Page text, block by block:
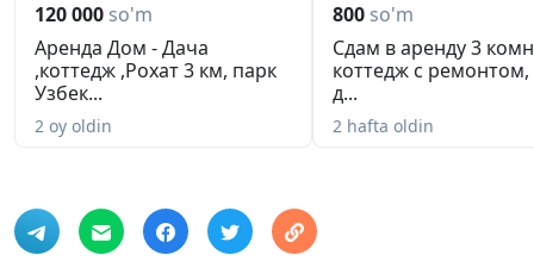
120 000 so'm
Аренда Дом - Дача
,коттедж ,Рохат 3 км, парк
Узбек...
2 oy oldin
800 so'm
Сдам в аренду 3
коттедж с ремонтом,
д...
2 hafta oldin